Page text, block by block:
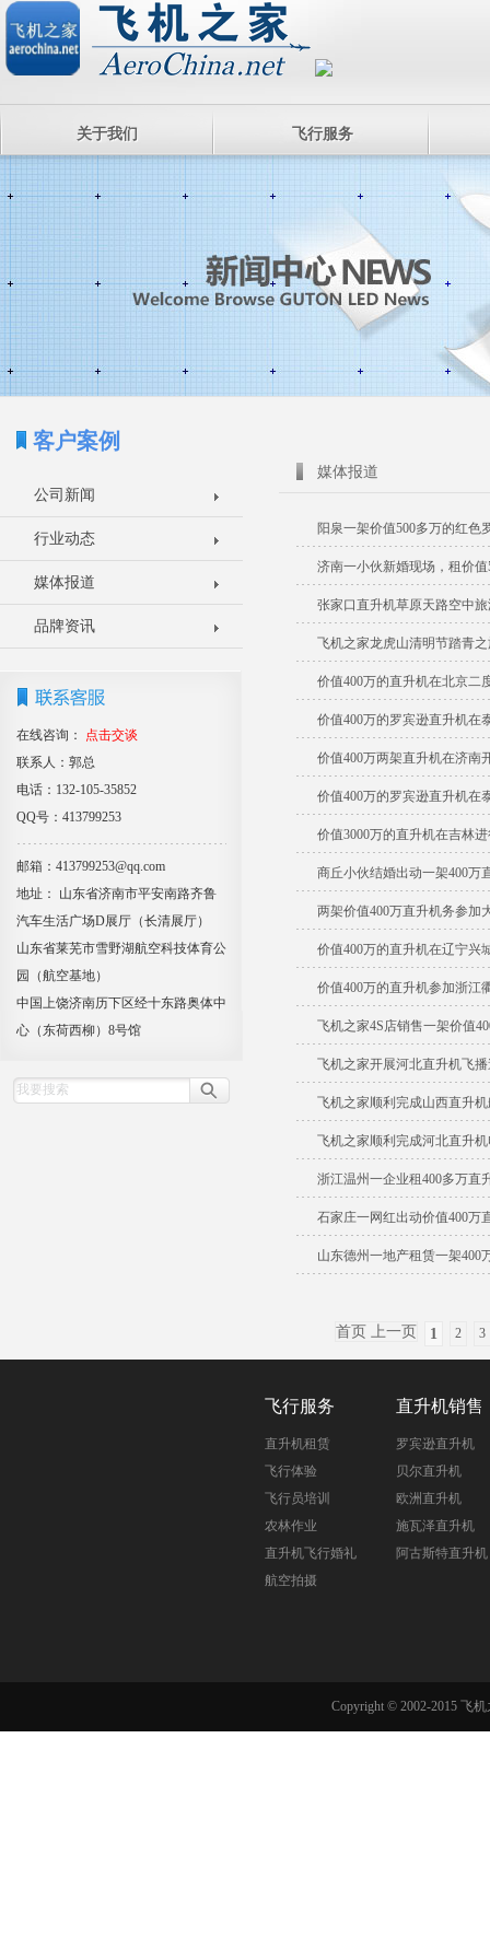
关于我们 飞行服务
客户案例
公司新闻
行业动态
媒体报道
品牌资讯
在线咨询：
点击交谈
联系人：郭总
电话：132-105-35852
QQ号：413799253
邮箱：413799253@qq.com
地址： 山东省济南市平安南路齐鲁
汽车生活广场D展厅（长清展厅）
山东省莱芜市雪野湖航空科技体育公
园（航空基地）
中国上饶济南历下区经十东路奥体中
心（东荷西柳）8号馆
媒体报道
阳泉一架价值500多万的红色
济南一小伙新婚现场，租价
张家口直升机草原天路空中
飞机之家龙虎山清明节踏青
价值400万的直升机在北京二
价值400万的罗宾逊直升机在
价值400万两架直升机在济南
价值400万的罗宾逊直升机在
价值3000万的直升机在吉林
商丘小伙结婚出动一架400万
两架价值400万直升机务参加
价值400万的直升机在辽宁兴
价值400万的直升机参加浙江
飞机之家4S店销售一架价值
飞机之家开展河北直升机飞
飞机之家顺利完成山西直升
飞机之家顺利完成河北直升
浙江温州一企业租400多万直
石家庄一网红出动价值400万
山东德州一地产租赁一架400
首页 上一页 1 2 3
飞行服务
直升机租赁
飞行体验
飞行员培训
农林作业
直升机飞行婚礼
航空拍摄
直升机销售
罗宾逊直升机
贝尔直升机
欧洲直升机
施瓦泽直升机
阿古斯特直升机
Copyright © 2002-2015 飞